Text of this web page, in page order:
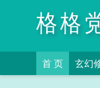
格格
首 页 玄幻